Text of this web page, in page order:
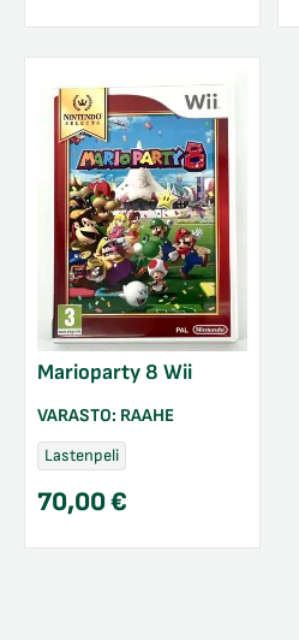
Marioparty 8 Wii
VARASTO: RAAHE
Lastenpeli
70,00€